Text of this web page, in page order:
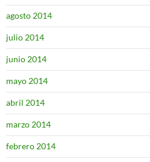
agosto 2014
julio 2014
junio 2014
mayo 2014
abril 2014
marzo 2014
febrero 2014